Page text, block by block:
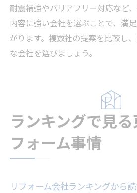
耐震補強やバリアフリー対応など
内容に強い会社を選ぶことで、満
がります。複数社の提案を比較し
な会社を選びましょう。
ランキングで見
フォーム事情
リフォーム会社ランキングから